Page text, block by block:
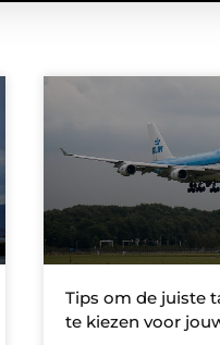
Tips om de juiste
te kiezen voor